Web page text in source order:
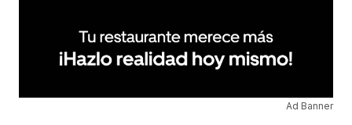
Ad Banner